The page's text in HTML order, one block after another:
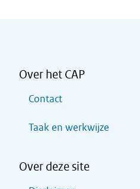
Over het CAP
Contact
Taak en werkwijze
Over deze site